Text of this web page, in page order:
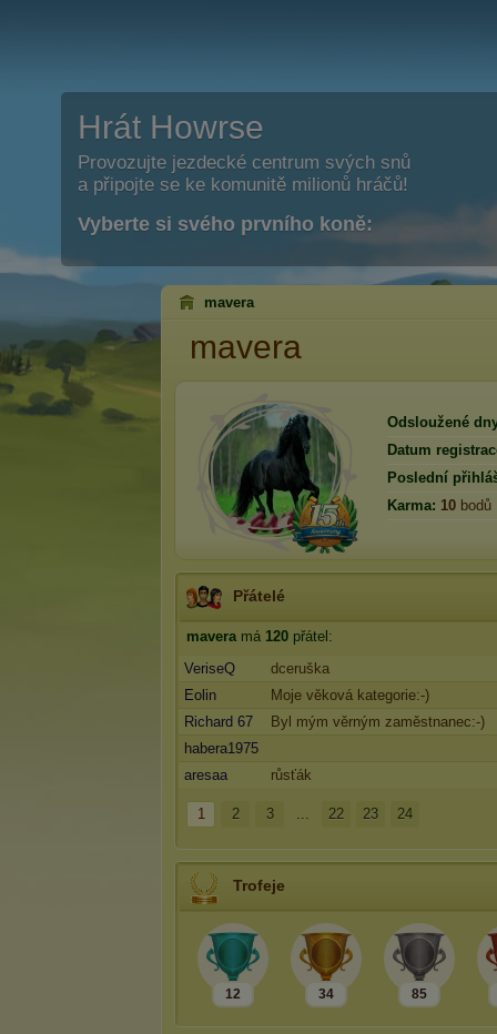
Hrát Howrse
Provozujte jezdecké centrum svých snů
a připojte se ke komunitě milionů hráčů!
Vyberte si svého prvního koně:
mavera
mavera
Odsloužené
Datum
Poslední
Karma: 10 bodů
Přátelé
maveramá 120 přátel:
VeriseQ
dceruška
Eolin
Moje věková kategorie:-)
Richard 67
Byl mým věrným zaměstnanec:-)
habera1975
aresaa
růsťák
1 2 3 ... 22 23 24
Trofeje
12 34 85